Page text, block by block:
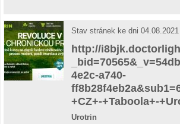
Stav stránek ke dni 04.08.2021
http://
4e2c-a740-
+CZ+-+Taboola+-
Urotrin